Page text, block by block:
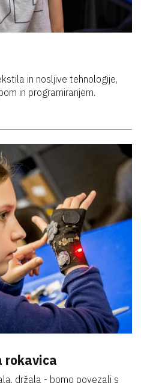
in nosljive tehnologije,
in programiranjem.
rokavica
držala - bomo povezali s